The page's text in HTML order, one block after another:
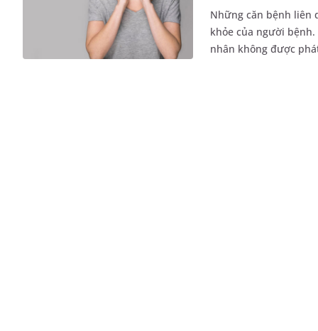
Những căn bệnh liên
khỏe của người
nhân không được